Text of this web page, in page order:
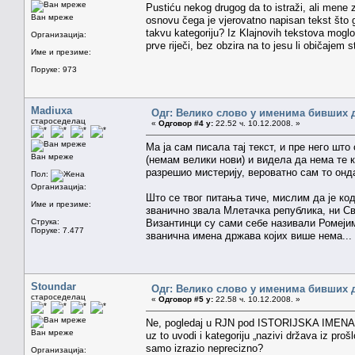
Ван мреже
Организација:
Име и презиме:
Поруке: 973
Pustiću nekog drugog da to istraži, ali mene
osnovu čega je vjerovatno napisan tekst što
takvu kategoriju? Iz Klajnovih tekstova
prve riječi, bez obzira na to jesu li običajem
Madiuxa
староседелац
Ван мреже
Пол:
Организација:
Име и презиме:
Струка:
Поруке: 7.477
Одг: Велико слово у именима бивших
« Одговор #4 у: 22.52 ч. 10.12.2008. »
Ма ја сам писала тај текст, и пре него
(немам велики нови) и видела да нема те
разрешио мистерију, вероватно сам то
Што се твог питања тиче, мислим да је
званично звала Млетачка република, ни
Византинци су сами себе називали
званична имена држава којих више нема...
Stoundar
староседелац
Ван мреже
Организација:
Одг: Велико слово у именима бивших
« Одговор #5 у: 22.58 ч. 10.12.2008. »
Ne, pogledaj u RJN pod ISTORIJSKA
uz to uvodi i kategoriju „nazivi država iz
samo izrazio neprecizno?